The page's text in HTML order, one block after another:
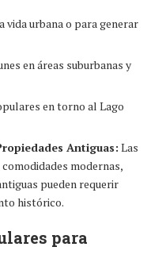
vida urbana o para generar
en áreas suburbanas y
en torno al Lago
Antiguas: Las
modernas,
pueden requerir
histórico.
para